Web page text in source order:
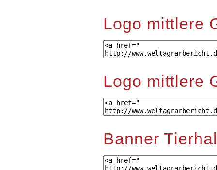
Logo mittlere
Logo mittlere
Banner